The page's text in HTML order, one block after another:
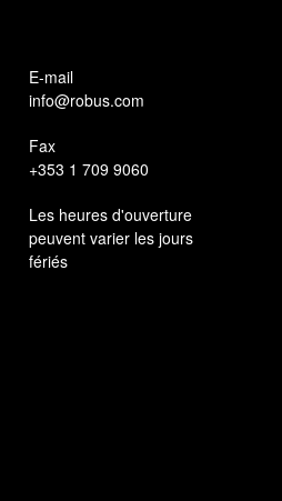
E-mail
info@robus.com
Fax
+353 1 709 9060
Les heures d'ouverture
peuvent varier les jours
fériés